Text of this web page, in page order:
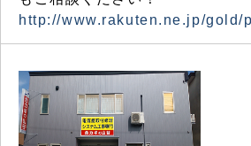
http://www.rakuten.ne.jp/gold/